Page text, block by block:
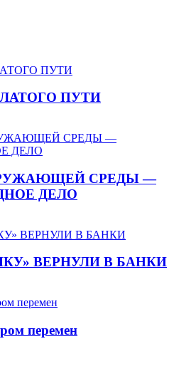
ПУТИ
СРЕДЫ —
ДЕЛО
ВЕРНУЛИ В БАНКИ
перемен